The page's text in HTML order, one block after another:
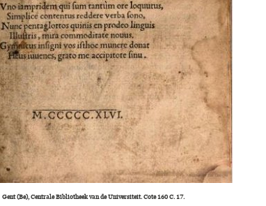
Gent (Be), Centrale Bibliotheek van de Universiteit. Cote 160 C. 17.